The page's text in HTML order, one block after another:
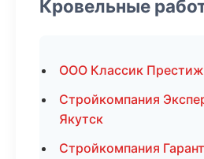
Кровельные
ООО Классик
Стройкомпания
Якутск
Стройкомпания